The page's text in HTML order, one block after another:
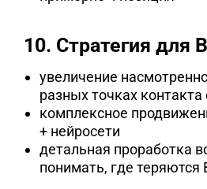
10. Стратегия для
увеличение
разных точках контакта
комплексное
+ нейросети
детальная проработка
понимать, где теряются